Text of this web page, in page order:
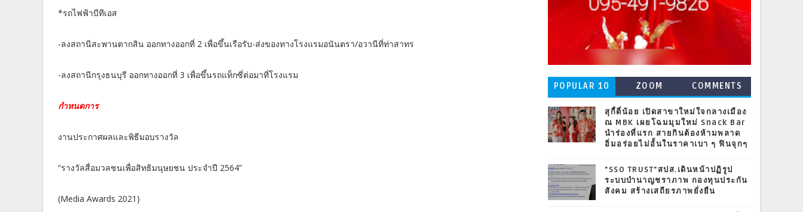
*รถไฟฟ้าบีทีเอส
-ลงสถานีสะพานตากสิน ออกทางออกที่ 2 เพื่อขึ้นเรือรับ-ส่งของทางโรงแรมอนันตรา/อวานีที่ท่าสาทร
-ลงสถานีกรุงธนบุรี ออกทางออกที่ 3 เพื่อขึ้นรถแท็กซี่ต่อมาที่โรงแรม
กำหนดการ
งานประกาศผลและพิธีมอบรางวัล
“รางวัลสื่อมวลชนเพื่อสิทธิมนุษยชน ประจำปี 2564”
(Media Awards 2021)
POPULAR 10 ZOOM COMMENTS
สุกี้ตี๋น้อย เปิดสาขาใหม่ใจกลางเมือง
ณ MBK เผยโฉมมุมใหม่ Snack Bar
นำร่องที่แรก สายกินต้องห้ามพลาด
อิ่มอร่อยไม่อั้นในราคาเบา ๆ ฟินจุกๆ
"SSO TRUST"สปส.เดินหน้าปฏิรูป
ระบบบำนาญชราภาพ กองทุนประกัน
สังคม สร้างเสถียรภาพยั่งยืน